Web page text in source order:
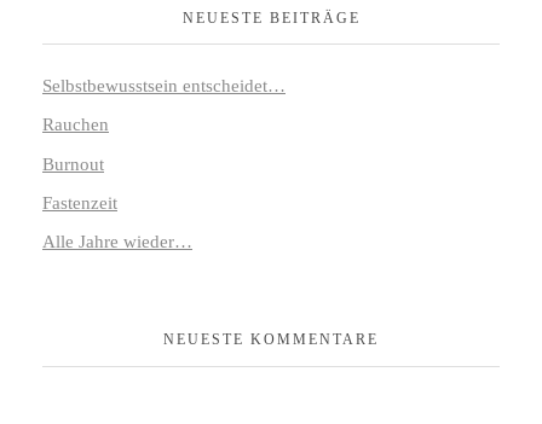
NEUESTE BEITRÄGE
Selbstbewusstsein entscheidet…
Rauchen
Burnout
Fastenzeit
Alle Jahre wieder…
NEUESTE KOMMENTARE